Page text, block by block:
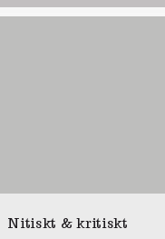
Nitiskt & kritiskt